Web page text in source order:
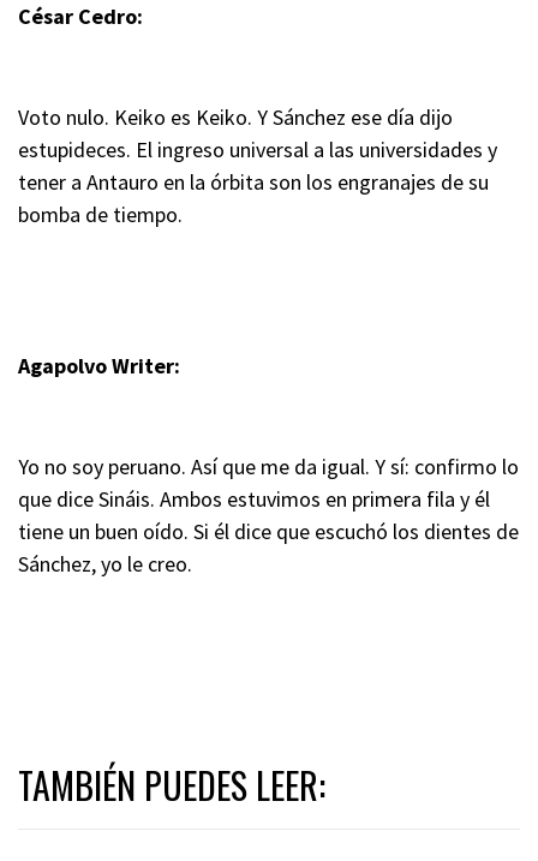
César Cedro:
Voto nulo. Keiko es Keiko. Y Sánchez ese día dijo
estupideces. El ingreso universal a las universidades y
tener a Antauro en la órbita son los engranajes de su
bomba de tiempo.
Agapolvo Writer:
Yo no soy peruano. Así que me da igual. Y sí: confirmo lo
que dice Sináis. Ambos estuvimos en primera fila y él
tiene un buen oído. Si él dice que escuchó los dientes de
Sánchez, yo le creo.
TAMBIÉN PUEDES LEER: